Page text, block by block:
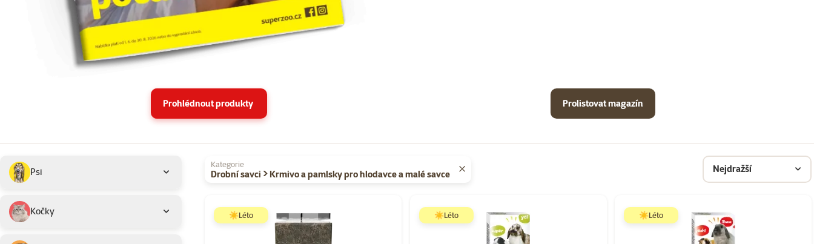
Prohlédnout produkty Prolistovat magazín
Podkategorie
Psi
Kočky
Vybrané filtry
Kategorie
Drobní savci > Krmivo a pamlsky pro hlodavce a malé savce Nejdražší
☀️Léto ☀️Léto ☀️Léto